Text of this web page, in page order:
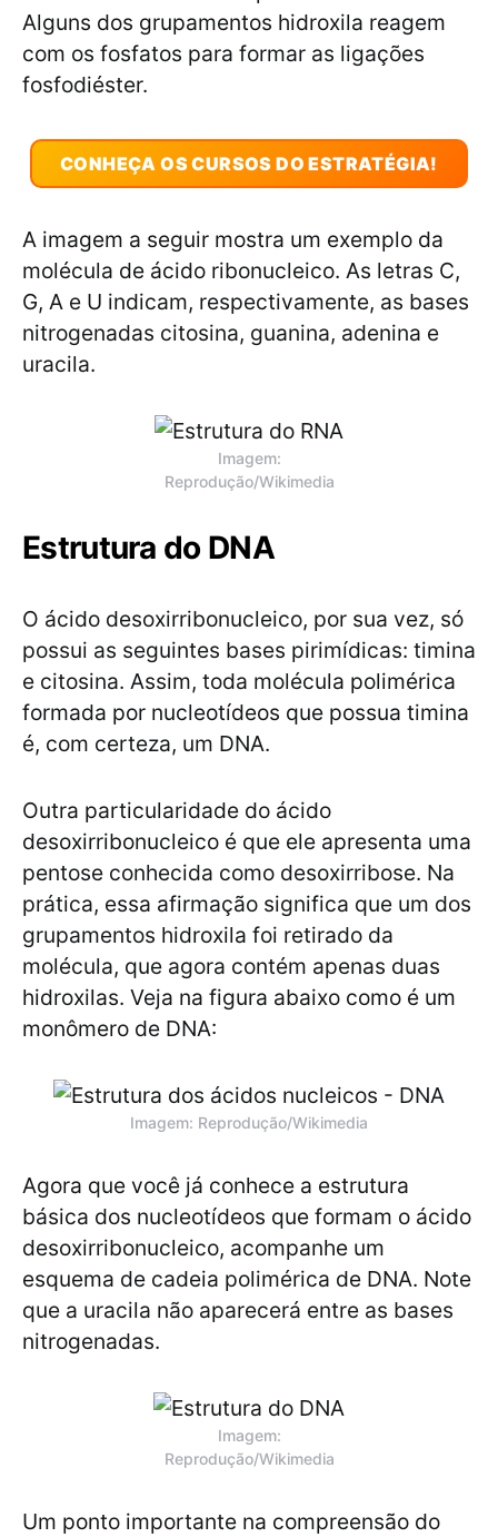
Alguns dos grupamentos hidroxila reagem
com os fosfatos para formar as ligações
fosfodiéster.
CONHEÇA OS CURSOS DO ESTRATÉGIA!
A imagem a seguir mostra um exemplo da
molécula de ácido ribonucleico. As letras C,
G, A e U indicam, respectivamente, as bases
nitrogenadas citosina, guanina, adenina e
uracila.
Imagem:
Reprodução/Wikimedia
Estrutura do DNA
O ácido desoxirribonucleico, por sua vez, só
possui as seguintes bases pirimídicas: timina
e citosina. Assim, toda molécula polimérica
formada por nucleotídeos que possua timina
é, com certeza, um DNA.
Outra particularidade do ácido
desoxirribonucleico é que ele apresenta uma
pentose conhecida como desoxirribose. Na
prática, essa afirmação significa que um dos
grupamentos hidroxila foi retirado da
molécula, que agora contém apenas duas
hidroxilas. Veja na figura abaixo como é um
monômero de DNA:
Imagem: Reprodução/Wikimedia
Agora que você já conhece a estrutura
básica dos nucleotídeos que formam o ácido
desoxirribonucleico, acompanhe um
esquema de cadeia polimérica de DNA. Note
que a uracila não aparecerá entre as bases
nitrogenadas.
Imagem:
Reprodução/Wikimedia
Um ponto importante na compreensão do